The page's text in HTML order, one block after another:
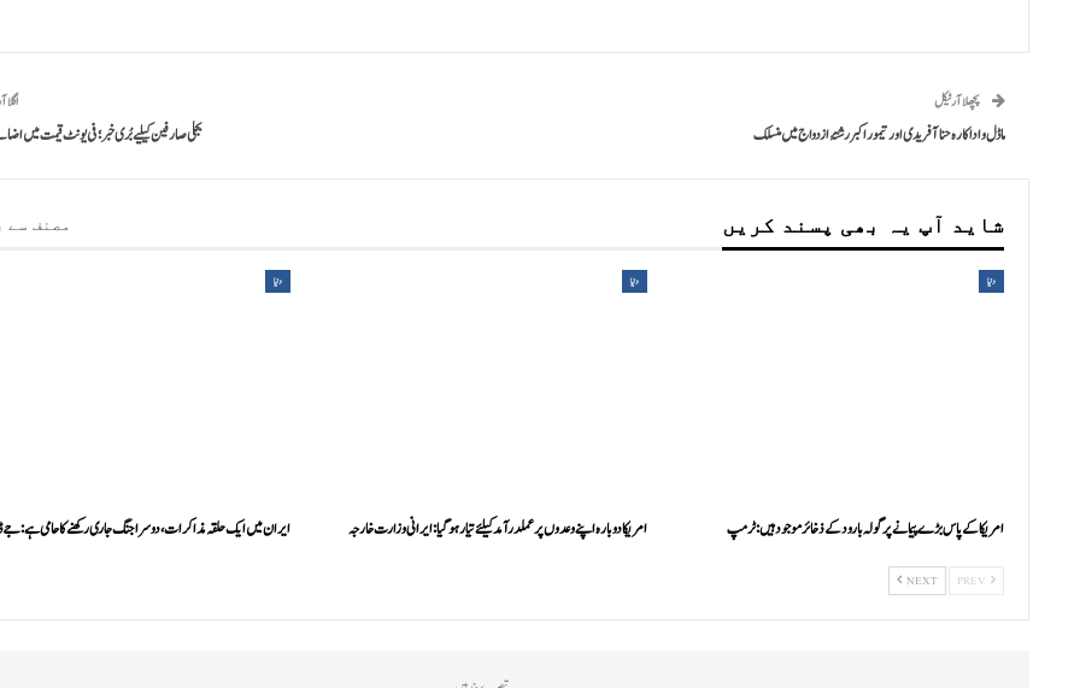
پچھلا آرٹیکل
ماڈل و اداکارہ حنا آفریدی اور تیمور اکبر رشتۂ ازدواج میں منسلک
اگلا
بجلی صارفین کیلیے بُری خبر؛ فی یونٹ قیمت میں
شاید آپ یہ بھی پسند کریں مصنف سے
دنیا
امریکا کے پاس بڑے پیمانے پر گولہ بارود کے ذخائر موجود ہیں: ٹرمپ
دنیا
امریکا دوبارہ اپنے وعدوں پر عملدرآمد کیلئے تیار ہو گیا: ایرانی وزارت خارجہ
دنیا
ایران میں ایک حلقہ مذاکرات، دوسرا جنگ جاری رکھنے کا حامی ہے:
NEXT